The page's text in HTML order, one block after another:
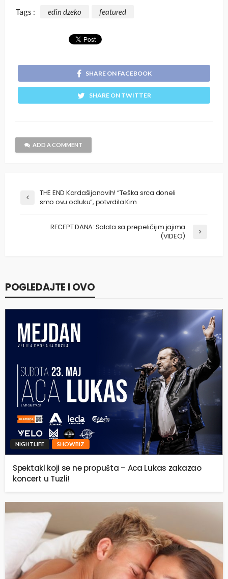
Tags : edin dzeko featured
SHARE ON FACEBOOK
SHARE ON TWITTER
ADD A COMMENT
THE END Kardašijanovih! “Teška srca doneli
smo ovu odluku”, potvrdila Kim
RECEPT DANA: Salata sa prepeličijim jajima
(VIDEO)
POGLEDAJTE I OVO
NIGHTLIFE SHOWBIZ
Spektakl koji se ne propušta – Aca Lukas zakazao
koncert u Tuzli!